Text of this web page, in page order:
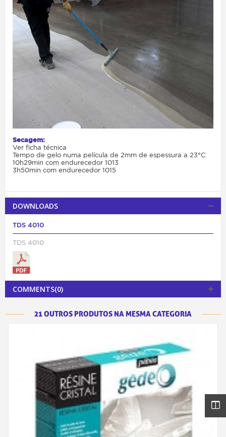
Secagem:
Ver ficha técnica
Tempo de gelo numa película de 2mm de espessura a 23°C
10h29min com endurecedor 1013
3h50min com endurecedor 1015
DOWNLOADS
TDS 4010
TDS 4010
COMMENTS(0)
21 OUTROS PRODUTOS NA MESMA CATEGORIA